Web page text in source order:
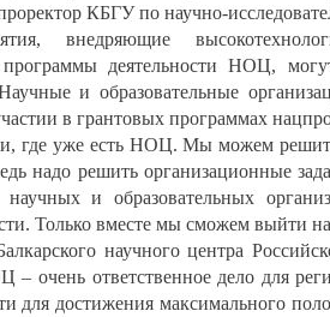
КБГУ по научно-
внедряющие
деятельности НОЦ,
и образовательные
в грантовых программах
где уже есть НОЦ. Мы можем
надо решить организационные
научных и образовательных
Только вместе мы сможем выйти
научного центра
– очень ответственное дело для
для достижения максимального